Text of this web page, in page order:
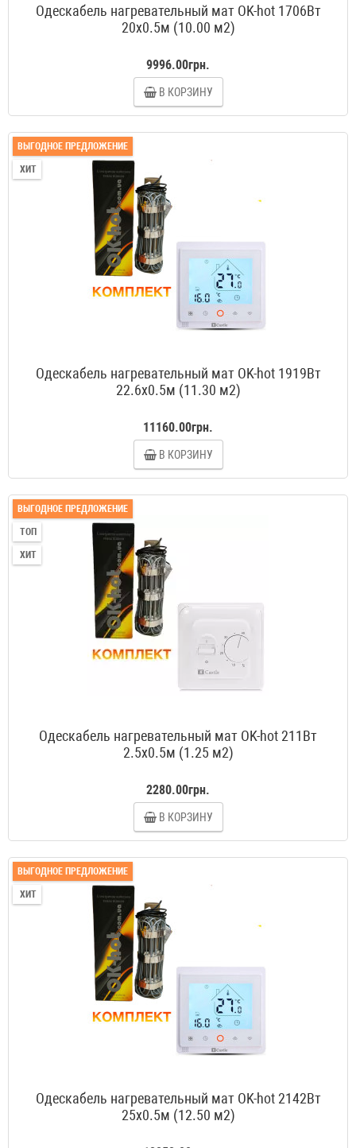
Одескабель нагревательный мат OK-hot 1706Вт
20x0.5м (10.00 м2)
9996.00грн.
В КОРЗИНУ
ВЫГОДНОЕ ПРЕДЛОЖЕНИЕ
ХИТ
Одескабель нагревательный мат OK-hot 1919Вт
22.6x0.5м (11.30 м2)
11160.00грн.
В КОРЗИНУ
ВЫГОДНОЕ ПРЕДЛОЖЕНИЕ
ТОП
ХИТ
Одескабель нагревательный мат OK-hot 211Вт
2.5x0.5м (1.25 м2)
2280.00грн.
В КОРЗИНУ
ВЫГОДНОЕ ПРЕДЛОЖЕНИЕ
ХИТ
Одескабель нагревательный мат OK-hot 2142Вт
25x0.5м (12.50 м2)